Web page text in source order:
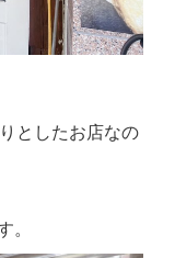
としたお店なの
。